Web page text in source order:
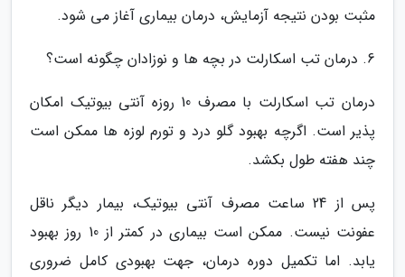
مثبت بودن نتیجه آزمایش، درمان بیماری آغاز می شود.
6. درمان تب اسکارلت در بچه ها و نوزادان چگونه است؟
درمان تب اسکارلت با مصرف 10 روزه آنتی بیوتیک امکان
پذیر است. اگرچه بهبود گلو درد و تورم لوزه ها ممکن است
چند هفته طول بکشد.
پس از 24 ساعت مصرف آنتی بیوتیک، بیمار دیگر ناقل
عفونت نیست. ممکن است بیماری در کمتر از 10 روز بهبود
یابد. اما تکمیل دوره درمان، جهت بهبودی کامل ضروری